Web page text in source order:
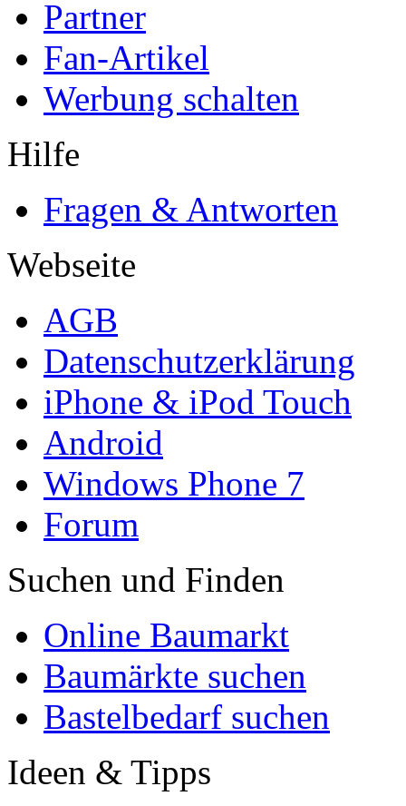
Partner
Fan-Artikel
Werbung schalten
Hilfe
Fragen & Antworten
Webseite
AGB
Datenschutzerklärung
iPhone & iPod Touch
Android
Windows Phone 7
Forum
Suchen und Finden
Online Baumarkt
Baumärkte suchen
Bastelbedarf suchen
Ideen & Tipps